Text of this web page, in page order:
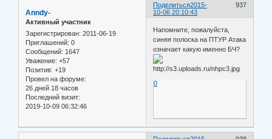
Поделиться 937
2015-
10-06 20:10:43
Anndy-
Активный участник
Зарегистрирован: 2011-06-19
Приглашений: 0
Сообщений: 1647
Уважение: +57
Позитив: +19
Провел на форуме:
26 дней 18 часов
Последний визит:
2019-10-09 06:32:46
Напомните, пожалуйста,
синяя полоска на ПТУР Атака
означает какую именно БЧ?
0